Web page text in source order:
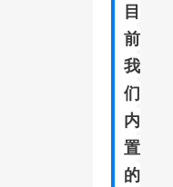
目
前
我
们
内
置
的